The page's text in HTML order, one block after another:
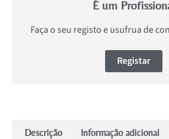
É um
Faça o seu registo e usufrua de
Registar
Descrição Informação adicional